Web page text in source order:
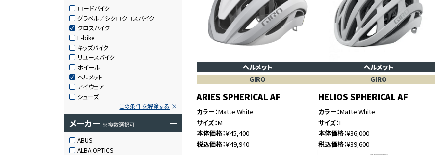
ロードバイク
グラベル／シクロクロスバイク
クロスバイク
E-bike
キッズバイク
リユースバイク
ホイール
ヘルメット
アイウェア
シューズ
この条件を解除する
メーカー ※複数選択可 ー
ABUS
ALBA OPTICS
ヘルメット
GIRO
ARIES SPHERICAL AF
カラー Matte White
サイズ M
本体価格 ￥45,400
税込価格 ￥49,940
ヘルメット
GIRO
HELIOS SPHERICAL AF
カラー Matte White
サイズ L
本体価格 ¥36,000
税込価格 ¥39,600